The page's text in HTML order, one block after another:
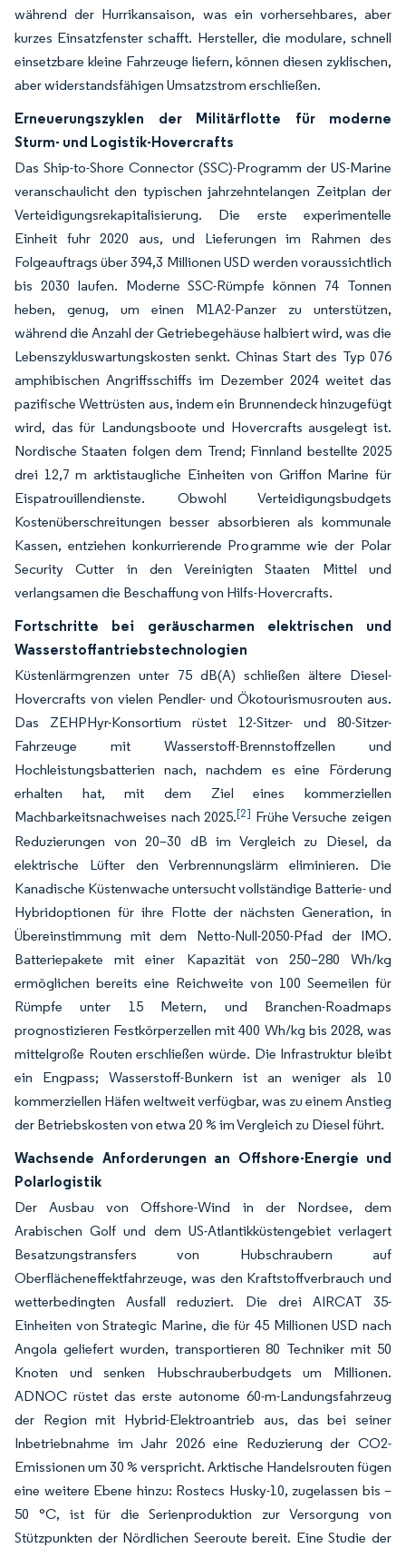
während der Hurrikansaison, was ein vorhersehbares, aber
kurzes Einsatzfenster schafft. Hersteller, die modulare, schnell
einsetzbare kleine Fahrzeuge liefern, können diesen zyklischen,
aber widerstandsfähigen Umsatzstrom erschließen.
Erneuerungszyklen der Militärflotte für moderne
Sturm- und Logistik-Hovercrafts
Das Ship-to-Shore Connector (SSC)-Programm der US-Marine
veranschaulicht den typischen jahrzehntelangen Zeitplan der
Verteidigungsrekapitalisierung. Die erste experimentelle
Einheit fuhr 2020 aus, und Lieferungen im Rahmen des
Folgeauftrags über 394,3 Millionen USD werden voraussichtlich
bis 2030 laufen. Moderne SSC-Rümpfe können 74 Tonnen
heben, genug, um einen M1A2-Panzer zu unterstützen,
während die Anzahl der Getriebegehäuse halbiert wird, was die
Lebenszykluswartungskosten senkt. Chinas Start des Typ 076
amphibischen Angriffsschiffs im Dezember 2024 weitet das
pazifische Wettrüsten aus, indem ein Brunnendeck hinzugefügt
wird, das für Landungsboote und Hovercrafts ausgelegt ist.
Nordische Staaten folgen dem Trend; Finnland bestellte 2025
drei 12,7 m arktistaugliche Einheiten von Griffon Marine für
Eispatrouillendienste. Obwohl Verteidigungsbudgets
Kostenüberschreitungen besser absorbieren als kommunale
Kassen, entziehen konkurrierende Programme wie der Polar
Security Cutter in den Vereinigten Staaten Mittel und
verlangsamen die Beschaffung von Hilfs-Hovercrafts.
Fortschritte bei geräuscharmen elektrischen und
Wasserstoffantriebstechnologien
Küstenlärmgrenzen unter 75 dB(A) schließen ältere Diesel-
Hovercrafts von vielen Pendler- und Ökotourismusrouten aus.
Das ZEHPHyr-Konsortium rüstet 12-Sitzer- und 80-Sitzer-
Fahrzeuge mit Wasserstoff-Brennstoffzellen und
Hochleistungsbatterien nach, nachdem es eine Förderung
erhalten hat, mit dem Ziel eines kommerziellen
Machbarkeitsnachweises nach 2025.[2] Frühe Versuche zeigen
Reduzierungen von 20–30 dB im Vergleich zu Diesel, da
elektrische Lüfter den Verbrennungslärm eliminieren. Die
Kanadische Küstenwache untersucht vollständige Batterie- und
Hybridoptionen für ihre Flotte der nächsten Generation, in
Übereinstimmung mit dem Netto-Null-2050-Pfad der IMO.
Batteriepakete mit einer Kapazität von 250–280 Wh/kg
ermöglichen bereits eine Reichweite von 100 Seemeilen für
Rümpfe unter 15 Metern, und Branchen-Roadmaps
prognostizieren Festkörperzellen mit 400 Wh/kg bis 2028, was
mittelgroße Routen erschließen würde. Die Infrastruktur bleibt
ein Engpass; Wasserstoff-Bunkern ist an weniger als 10
kommerziellen Häfen weltweit verfügbar, was zu einem Anstieg
der Betriebskosten von etwa 20 % im Vergleich zu Diesel führt.
Wachsende Anforderungen an Offshore-Energie und
Polarlogistik
Der Ausbau von Offshore-Wind in der Nordsee, dem
Arabischen Golf und dem US-Atlantikküstengebiet verlagert
Besatzungstransfers von Hubschraubern auf
Oberflächeneffektfahrzeuge, was den Kraftstoffverbrauch und
wetterbedingten Ausfall reduziert. Die drei AIRCAT 35-
Einheiten von Strategic Marine, die für 45 Millionen USD nach
Angola geliefert wurden, transportieren 80 Techniker mit 50
Knoten und senken Hubschrauberbudgets um Millionen.
ADNOC rüstet das erste autonome 60-m-Landungsfahrzeug
der Region mit Hybrid-Elektroantrieb aus, das bei seiner
Inbetriebnahme im Jahr 2026 eine Reduzierung der CO2-
Emissionen um 30 % verspricht. Arktische Handelsrouten fügen
eine weitere Ebene hinzu: Rostecs Husky-10, zugelassen bis –
50 °C, ist für die Serienproduktion zur Versorgung von
Stützpunkten der Nördlichen Seeroute bereit. Eine Studie der